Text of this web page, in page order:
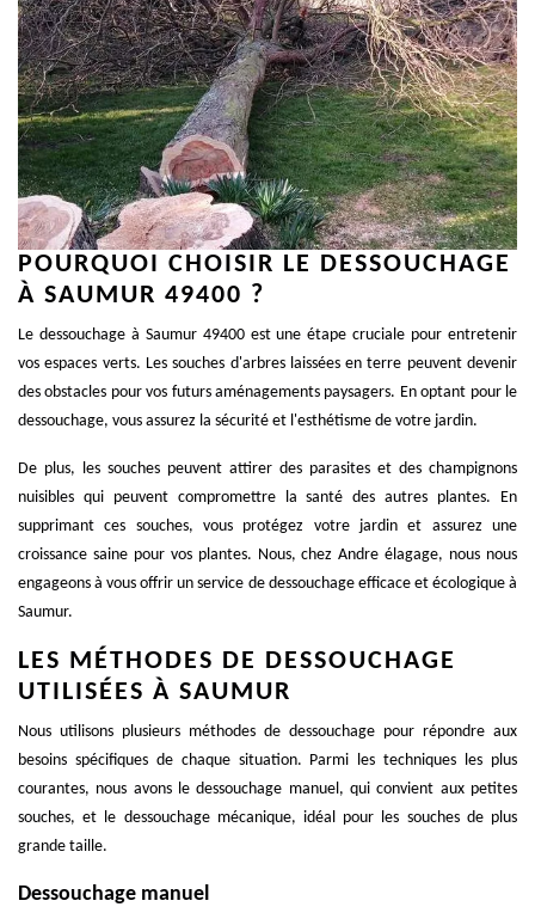
POURQUOI CHOISIR LE DESSOUCHAGE
À SAUMUR 49400 ?
Le dessouchage à Saumur 49400 est une étape cruciale pour entretenir
vos espaces verts. Les souches d'arbres laissées en terre peuvent devenir
des obstacles pour vos futurs aménagements paysagers. En optant pour le
dessouchage, vous assurez la sécurité et l'esthétisme de votre jardin.
De plus, les souches peuvent attirer des parasites et des champignons
nuisibles qui peuvent compromettre la santé des autres plantes. En
supprimant ces souches, vous protégez votre jardin et assurez une
croissance saine pour vos plantes. Nous, chez Andre élagage, nous nous
engageons à vous offrir un service de dessouchage efficace et écologique à
Saumur.
LES MÉTHODES DE DESSOUCHAGE
UTILISÉES À SAUMUR
Nous utilisons plusieurs méthodes de dessouchage pour répondre aux
besoins spécifiques de chaque situation. Parmi les techniques les plus
courantes, nous avons le dessouchage manuel, qui convient aux petites
souches, et le dessouchage mécanique, idéal pour les souches de plus
grande taille.
Dessouchage manuel